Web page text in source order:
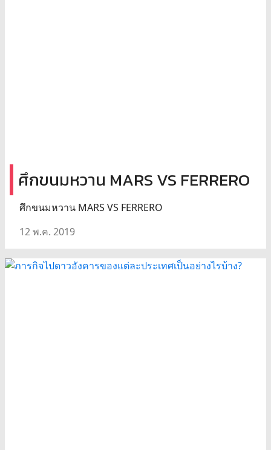
ศึกขนมหวาน MARS VS FERRERO
ศึกขนมหวาน MARS VS FERRERO
12 พ.ค. 2019